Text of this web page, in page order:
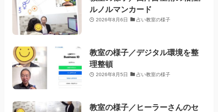
ルノルマンカード
2026年8月6日 占い教室の様子
教室の様子／デジタル環境を整
理整頓
2026年8月5日 占い教室の様子
教室の様子／ヒーラーさんのセ